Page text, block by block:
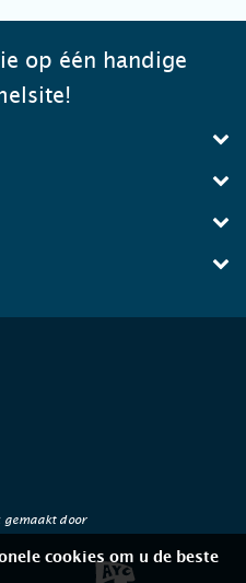
op één handige
gemaakt door
cookies om u de beste